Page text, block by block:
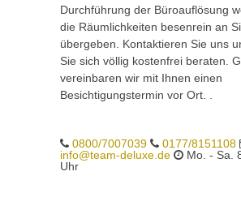
Durchführung der Büroauflösung
die Räumlichkeiten besenrein an
übergeben. Kontaktieren Sie uns
Sie sich völlig kostenfrei beraten.
vereinbaren wir mit Ihnen einen
Besichtigungstermin vor Ort. .
0800/7007039
0177/8151108
info@team-deluxe.de
Mo. - Sa.
Uhr